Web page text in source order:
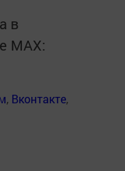
в
MАХ:
, Вконтакте,